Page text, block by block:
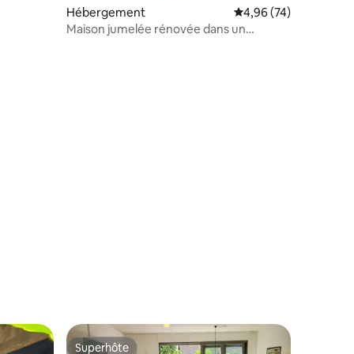
: 4,98 sur 5
Hébergement Évaluation moyenne
4,96 (74)
Maison jumelée rénovée dans un
Superhôte